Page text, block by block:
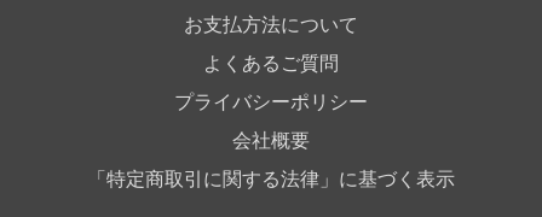
お支払方法について
よくあるご質問
プライバシーポリシー
会社概要
「特定商取引に関する法律」に基づく表示